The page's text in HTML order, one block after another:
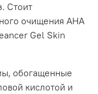
Стоит
очищения AHA
Gel Skin
обогащенные
кислотой и